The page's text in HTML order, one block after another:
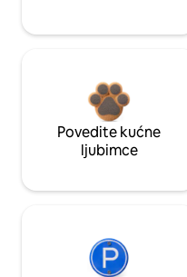
Povedite kućne
ljubimce